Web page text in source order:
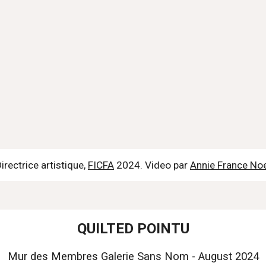
artistique, FICFA 2024. Video par Annie France
QUILTED POINTU
Mur des Membres Galerie Sans Nom - August 2024